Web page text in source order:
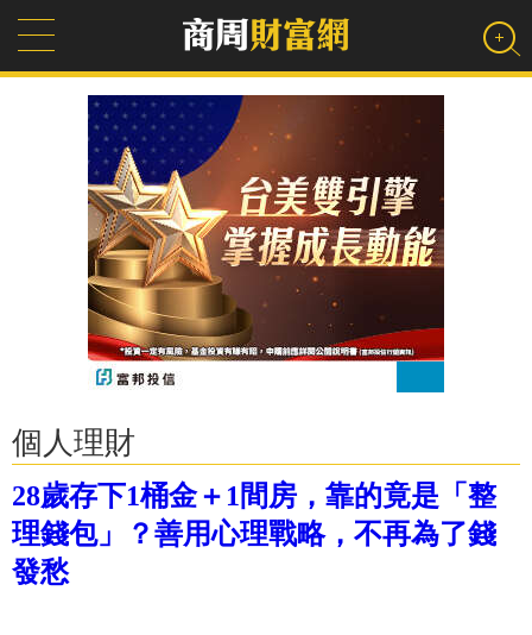
個人理財
28歲存下1桶金＋1間房，靠的竟是「整
理錢包」？善用心理戰略，不再為了錢
發愁